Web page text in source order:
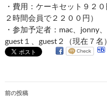
・費用：ケーキセット９２
２時間会員で２２００円）
・参加予定者：mac、jonny
guest１、guest２（現在７名）
投
前の投稿